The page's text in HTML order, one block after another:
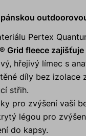
Pertex
Grid fleece
hřejivý límec s
díly bez izolace
střih.
pro zvýšení vaší
légou pro
do kapsy.